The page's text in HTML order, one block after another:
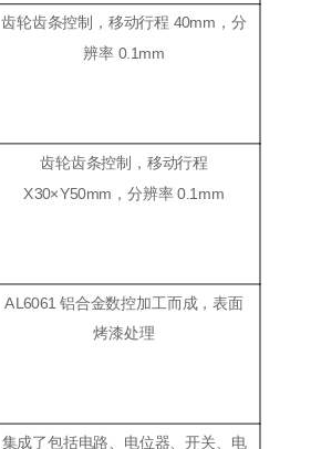
齿轮齿条控制，移动行程 40mm，分
辨率 0.1mm
齿轮齿条控制，移动行程
X30×Y50mm，分辨率 0.1mm
AL6061 铝合金数控加工而成，表面
烤漆处理
集成了包括电路、电位器、开关、电